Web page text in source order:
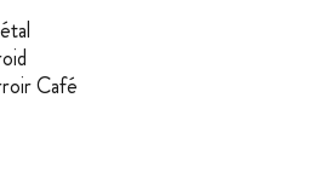
Café